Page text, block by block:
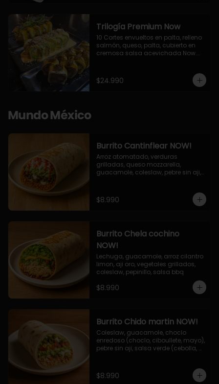
Trilogía Premium Now
10 Cortes envueltos en palta, relleno
salmón, queso, palta, cubierto en
cremosa salsa acevichada Now.
palta, cubierto con topping de
chimichurri de la casa flambeado.
$24.990
Mundo México
Burrito Cantinflear NOW!
Arroz atomatado, verduras
grilladas, queso mozzarella,
guacamole, coleslaw, pebre sin aji,
$8.990
Burrito Chela cochino
NOW!
Lechuga, guacamole, arroz cilantro
limon, aji oro, vegetales grillados,
coleslaw, pepinillo, salsa bbq
$8.990
Burrito Chido martin NOW!
Coleslaw, guacamole, choclo
enredoso (choclo, ciboullete, mayo),
pebre sin aji, salsa verde (cebolla,
$8.990